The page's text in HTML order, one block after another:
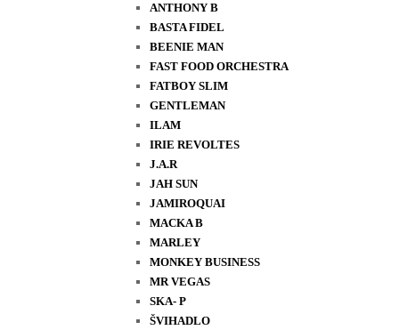
ANTHONY B
BASTA FIDEL
BEENIE MAN
FAST FOOD ORCHESTRA
FATBOY SLIM
GENTLEMAN
ILAM
IRIE REVOLTES
J.A.R
JAH SUN
JAMIROQUAI
MACKA B
MARLEY
MONKEY BUSINESS
MR VEGAS
SKA- P
ŠVIHADLO